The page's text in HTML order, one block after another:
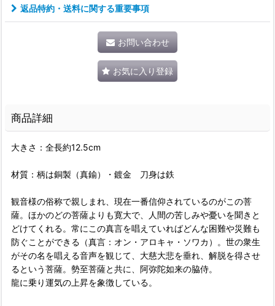
返品特約・送料に関する重要事項
お問い合わせ
お気に入り登録
商品詳細
大きさ：全長約12.5cm
材質：柄は銅製（真鍮）・鍍金 刀身は鉄
観音様の俗称で親しまれ、現在一番信仰されているのがこの菩
薩。ほかのどの菩薩よりも寛大で、人間の苦しみや憂いを聞きと
どけてくれる。常にこの真言を唱えていればどんな困難や災難も
防ぐことができる（真言：オン・アロキャ・ソワカ）。世の衆生
がその名を唱える音声を観じて、大慈大悲を垂れ、解脱を得させ
るという菩薩。勢至菩薩と共に、阿弥陀如来の脇侍。
龍に乗り運気の上昇を象徴している。